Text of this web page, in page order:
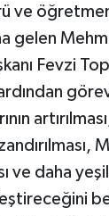
ve
gelen
Fevzi
ve daha